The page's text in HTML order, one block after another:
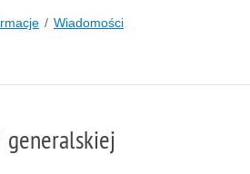
Wiadomości
generalskiej